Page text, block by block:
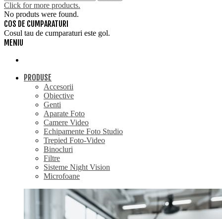
Click for more products.
No produts were found.
COS DE CUMPARATURI
Cosul tau de cumparaturi este gol.
MENIU
PRODUSE
Accesorii
Obiective
Genti
Aparate Foto
Camere Video
Echipamente Foto Studio
Trepied Foto-Video
Binocluri
Filtre
Sisteme Night Vision
Microfoane